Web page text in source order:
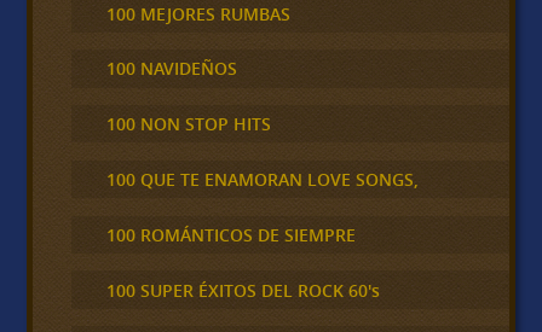
100 MEJORES RUMBAS
100 NAVIDEÑOS
100 NON STOP HITS
100 QUE TE ENAMORAN LOVE SONGS,
100 ROMÁNTICOS DE SIEMPRE
100 SUPER ÉXITOS DEL ROCK 60's